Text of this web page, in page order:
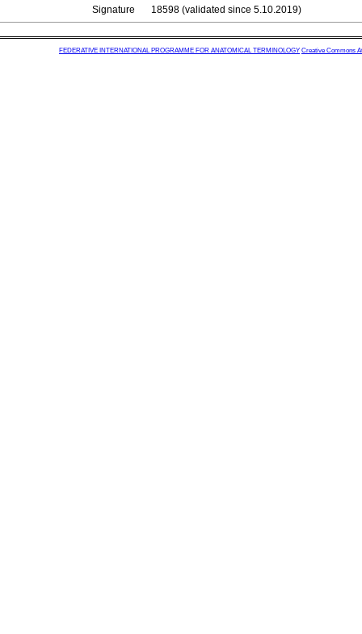
Signature
18598 (validated since 5.10.2019)
FEDERATIVE INTERNATIONAL PROGRAMME FOR ANATOMICAL TERMINOLOGY Creative Commons